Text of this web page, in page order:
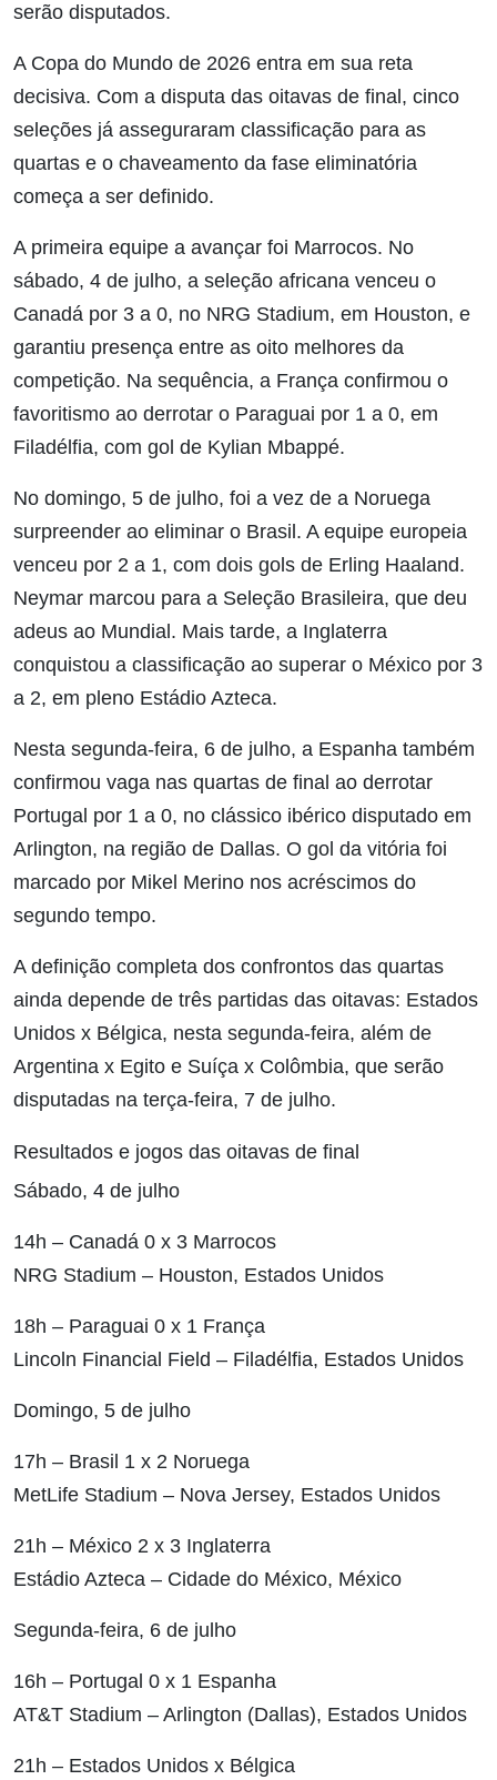
serão disputados.
A Copa do Mundo de 2026 entra em sua reta
decisiva. Com a disputa das oitavas de final, cinco
seleções já asseguraram classificação para as
quartas e o chaveamento da fase eliminatória
começa a ser definido.
A primeira equipe a avançar foi Marrocos. No
sábado, 4 de julho, a seleção africana venceu o
Canadá por 3 a 0, no NRG Stadium, em Houston, e
garantiu presença entre as oito melhores da
competição. Na sequência, a França confirmou o
favoritismo ao derrotar o Paraguai por 1 a 0, em
Filadélfia, com gol de Kylian Mbappé.
No domingo, 5 de julho, foi a vez de a Noruega
surpreender ao eliminar o Brasil. A equipe europeia
venceu por 2 a 1, com dois gols de Erling Haaland.
Neymar marcou para a Seleção Brasileira, que deu
adeus ao Mundial. Mais tarde, a Inglaterra
conquistou a classificação ao superar o México por 3
a 2, em pleno Estádio Azteca.
Nesta segunda-feira, 6 de julho, a Espanha também
confirmou vaga nas quartas de final ao derrotar
Portugal por 1 a 0, no clássico ibérico disputado em
Arlington, na região de Dallas. O gol da vitória foi
marcado por Mikel Merino nos acréscimos do
segundo tempo.
A definição completa dos confrontos das quartas
ainda depende de três partidas das oitavas: Estados
Unidos x Bélgica, nesta segunda-feira, além de
Argentina x Egito e Suíça x Colômbia, que serão
disputadas na terça-feira, 7 de julho.
Resultados e jogos das oitavas de final
Sábado, 4 de julho
14h – Canadá 0 x 3 Marrocos
NRG Stadium – Houston, Estados Unidos
18h – Paraguai 0 x 1 França
Lincoln Financial Field – Filadélfia, Estados Unidos
Domingo, 5 de julho
17h – Brasil 1 x 2 Noruega
MetLife Stadium – Nova Jersey, Estados Unidos
21h – México 2 x 3 Inglaterra
Estádio Azteca – Cidade do México, México
Segunda-feira, 6 de julho
16h – Portugal 0 x 1 Espanha
AT&T Stadium – Arlington (Dallas), Estados Unidos
21h – Estados Unidos x Bélgica